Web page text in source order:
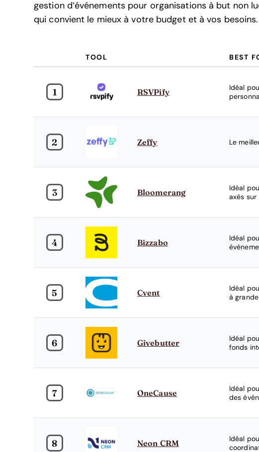
gestion d’événements pour organisations à but non
qui convient le mieux à votre budget et à vos besoins.
TOOL BEST
1 RSVPify
Idéal
2 Zeffy Le
3 Bloomerang
Idéal
axés sur
4 Bizzabo
Idéal
5 Cvent
Idéal
à
6 Givebutter
Idéal
fonds
7 OneCause
Idéal
des
8 Neon CRM
Idéal